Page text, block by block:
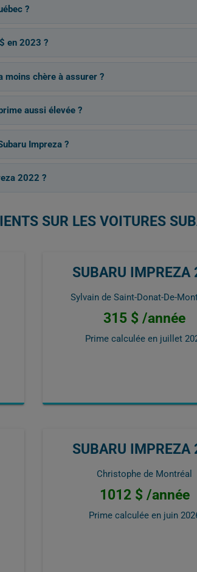
?
en 2023 ?
moins chère à assurer ?
aussi élevée ?
Impreza ?
2022 ?
SUR LES VOITURES
SUBARU IMPREZA
Sylvain de Saint-Donat-De-
315 $ /année
Prime calculée en juillet
SUBARU IMPREZA
Christophe de Montréal
1012 $ /année
Prime calculée en juin